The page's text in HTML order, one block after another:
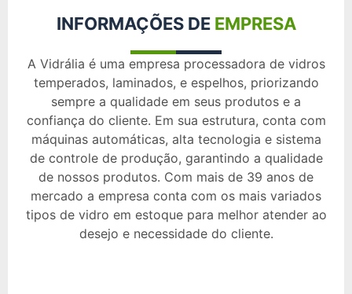
INFORMAÇÕES DE EMPRESA
A Vidrália é uma empresa processadora de vidros
temperados, laminados, e espelhos, priorizando
sempre a qualidade em seus produtos e a
confiança do cliente. Em sua estrutura, conta com
máquinas automáticas, alta tecnologia e sistema
de controle de produção, garantindo a qualidade
de nossos produtos. Com mais de 39 anos de
mercado a empresa conta com os mais variados
tipos de vidro em estoque para melhor atender ao
desejo e necessidade do cliente.